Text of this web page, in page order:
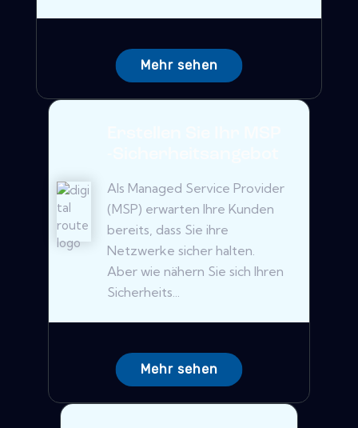
Mehr sehen
Als Managed Service Provider
(MSP) erwarten Ihre Kunden
bereits, dass Sie ihre
Netzwerke sicher halten.
Aber wie nähern Sie sich Ihren
Sicherheits...
Mehr sehen